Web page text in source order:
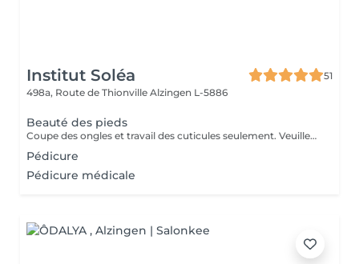
Institut Soléa
51
498a, Route de Thionville Alzingen L-5886
Beauté des pieds
Coupe des ongles et travail des cuticules seulement. Veuillez sélectionner une pédicure si présence de callosités sous les pieds
Pédicure
Pédicure médicale